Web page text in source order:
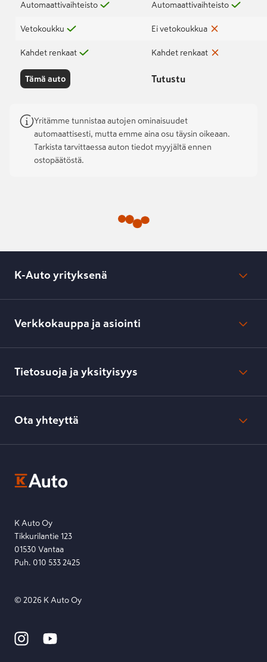
Automaattivaihteisto
Vetokoukku
Kahdet renkaat
Tämä auto
Automaattivaihteisto
Ei vetokoukkua
Kahdet renkaat
Tutustu
Yritämme tunnistaa autojen ominaisuudet
automaattisesti, mutta emme aina osu täysin oikeaan.
Tarkista tarvittaessa auton tiedot myyjältä ennen
ostopäätöstä.
K-Auto yrityksenä
Lehdistötiedotteet
Toimipisteiden yhteystiedot
Verkkokauppa ja asiointi
Toimitustavat ja -kulut
Verkkokaupan peruuttamisilmoitus
Saavutettavuus
Tietosuoja ja yksityisyys
Kesko-konsernin verkkoselailurekisteri
K-Ryhmän evästekäytännöt
Ota yhteyttä
Etsi toimipiste
K Auto Oy
Tikkurilantie 123
01530 Vantaa
Puh. 010 533 2425
© 2026 K Auto Oy